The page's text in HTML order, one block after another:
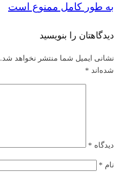
به طور کامل ممنوع است
دیدگاهتان را بنویسید
نشانی ایمیل شما منتشر نخواهد شد.
شده‌اند *
دیدگاه *
نام *